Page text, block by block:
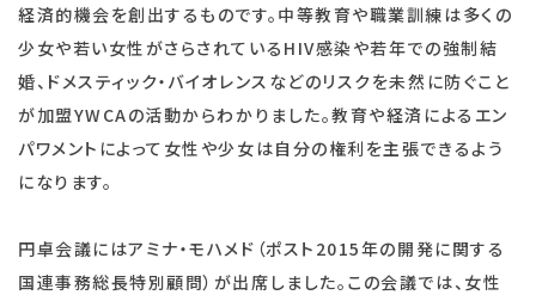
経済的機会を創出するものです。中等教育や職業訓練は多くの
少女や若い女性がさらされているHIV感染や若年での強制結
婚、ドメスティック・バイオレンスなどのリスクを未然に防ぐこと
が加盟YWCAの活動からわかりました。教育や経済によるエン
パワメントによって女性や少女は自分の権利を主張できるよう
になります。
円卓会議にはアミナ・モハメド（ポスト2015年の開発に関する
国連事務総長特別顧問）が出席しました。この会議では、女性